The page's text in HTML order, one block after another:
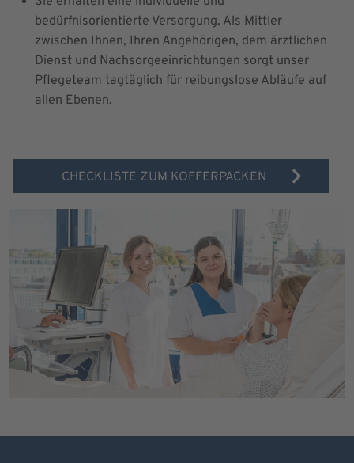
bedürfnisorientierte Versorgung. Als Mittler
zwischen Ihnen, Ihren Angehörigen, dem ärztlichen
Dienst und Nachsorgeeinrichtungen sorgt unser
Pflegeteam tagtäglich für reibungslose Abläufe auf
allen Ebenen.
CHECKLISTE ZUM KOFFERPACKEN